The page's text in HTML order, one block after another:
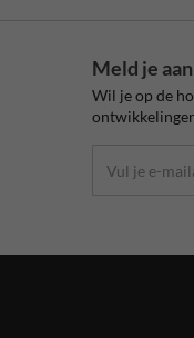
Meld je
Wil je op de